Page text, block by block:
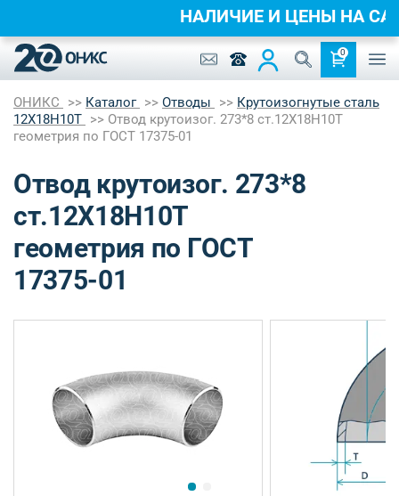
0
ОНИКС Каталог Отводы
Крутоизогнутые сталь
12Х18Н10Т
Отвод крутоизог. 273*8 ст.12Х18Н10Т
геометрия по ГОСТ 17375-01
Отвод крутоизог. 273*8
ст.12Х18Н10Т
геометрия по ГОСТ
17375-01
НАЛИЧИЕ И ЦЕНЫ